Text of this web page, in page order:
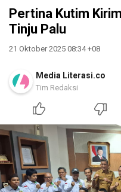
Pertina Kutim
Tinju Palu
21 Oktober 2025 08:34 +08
Media Literasi.co
Tim Redaksi